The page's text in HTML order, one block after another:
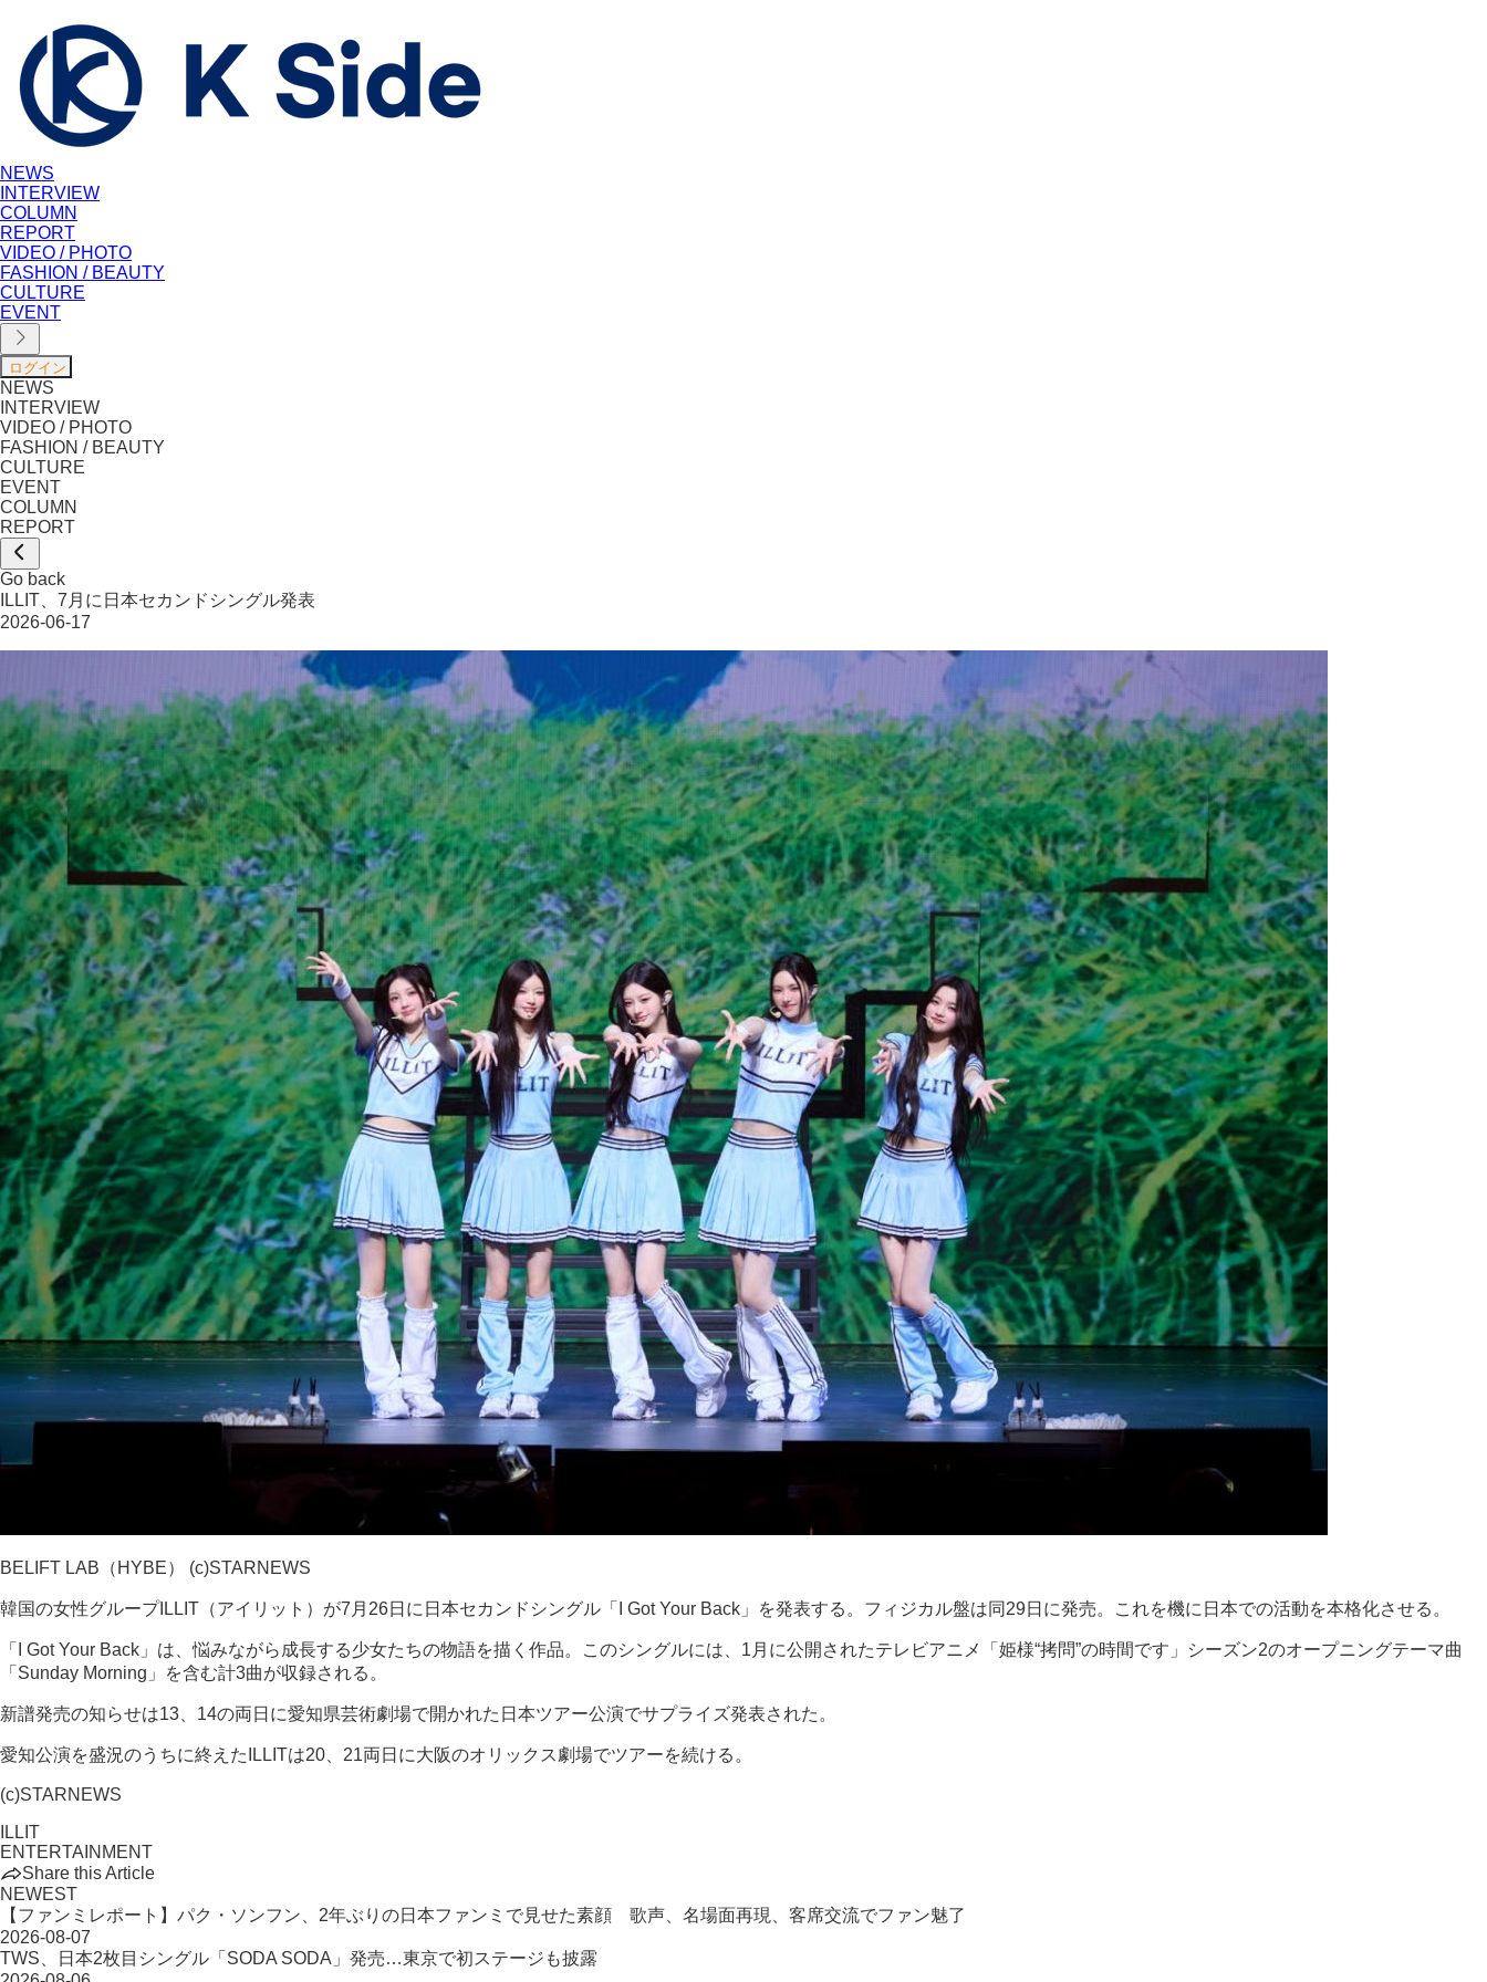
NEWS
INTERVIEW
COLUMN
REPORT
VIDEO / PHOTO
FASHION / BEAUTY
CULTURE
EVENT
NEWS
INTERVIEW
VIDEO / PHOTO
FASHION / BEAUTY
CULTURE
EVENT
COLUMN
REPORT
Go back
ILLIT、7月に日本セカンドシングル発表
2026-06-17
BELIFT LAB（HYBE） (c)STARNEWS
韓国の女性グループILLIT（アイリット）が7月26日に日本セカンドシングル「I Got Your Back」を発表する。フィジカル盤は同29日に発売。これを機に日本での活動を本格化させる。
「I Got Your Back」は、悩みながら成長する少女たちの物語を描く作品。このシングルには、1月に公開されたテレビアニメ「姫様“拷問”の時間です」シーズン2のオープニングテーマ曲
「Sunday Morning」を含む計3曲が収録される。
新譜発売の知らせは13、14の両日に愛知県芸術劇場で開かれた日本ツアー公演でサプライズ発表された。
愛知公演を盛況のうちに終えたILLITは20、21両日に大阪のオリックス劇場でツアーを続ける。
(c)STARNEWS
ILLIT
ENTERTAINMENT
Share this Article
NEWEST
【ファンミレポート】パク・ソンフン、2年ぶりの日本ファンミで見せた素顔 歌声、名場面再現、客席交流でファン魅了
2026-08-07
TWS、日本2枚目シングル「SODA SODA」発売…東京で初ステージも披露